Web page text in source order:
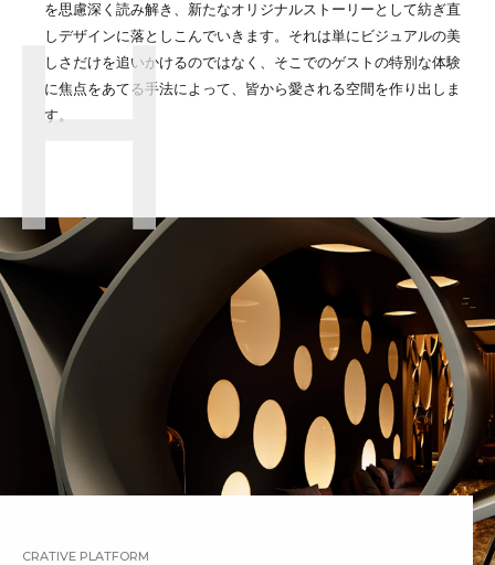
を思慮深く読み解き、新たなオリジナルストーリーとして紡ぎ直
しデザインに落としこんでいきます。それは単にビジュアルの美
しさだけを追いかけるのではなく、そこでのゲストの特別な体験
に焦点をあてる手法によって、皆から愛される空間を作り出しま
す。
CRATIVE PLATFORM